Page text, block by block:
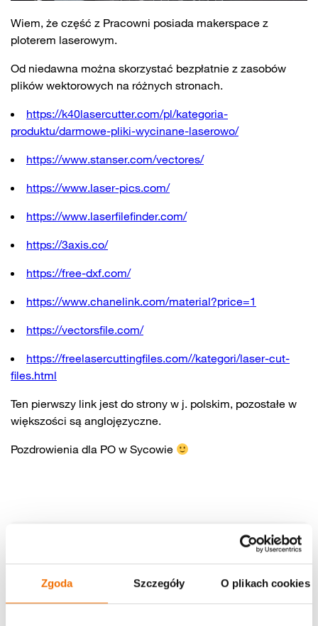
Zgoda Szczegóły O plikach cookies
Wiem, że część z Pracowni posiada makerspace z
ploterem laserowym.
Od niedawna można skorzystać bezpłatnie z zasobów
plików wektorowych na różnych stronach.
https://k40lasercutter.com/pl/kategoria-
produktu/darmowe-pliki-wycinane-laserowo/
https://www.stanser.com/vectores/
https://www.laser-pics.com/
https://www.laserfilefinder.com/
https://3axis.co/
https://free-dxf.com/
https://www.chanelink.com/material?price=1
https://vectorsfile.com/
https://freelasercuttingfiles.com//kategori/laser-cut-
files.html
Ten pierwszy link jest do strony w j. polskim, pozostałe w
większości są anglojęzyczne.
Pozdrowienia dla PO w Sycowie
Michał Nowak